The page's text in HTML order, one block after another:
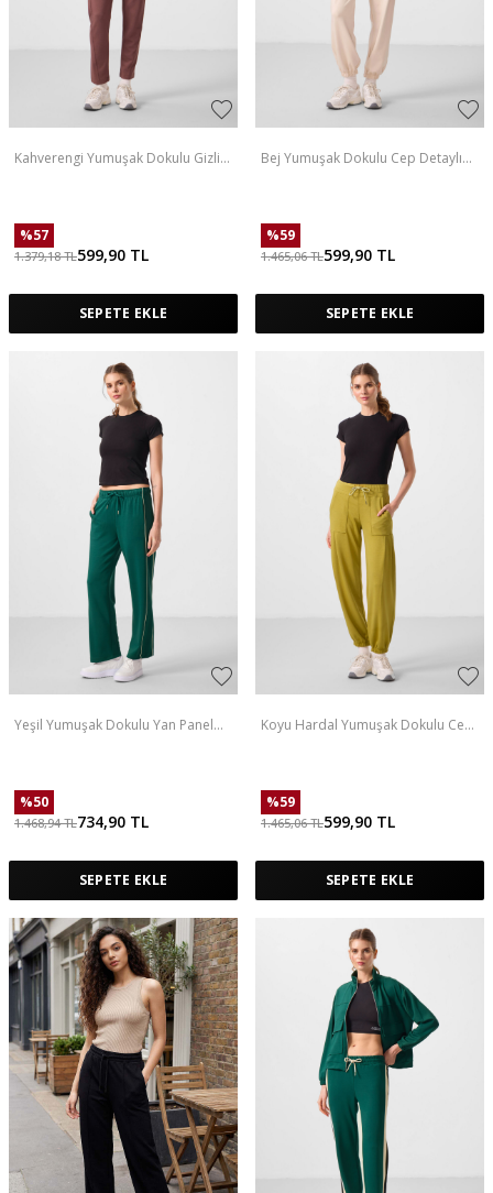
Kahverengi Yumuşak Dokulu Gizli
%57
1.379,18TL599,90 TL
SEPETE EKLE
Bej Yumuşak Dokulu Cep Detaylı
%59
1.465,06TL599,90 TL
SEPETE EKLE
Yeşil Yumuşak Dokulu Yan Panel
%50
1.468,94TL734,90 TL
SEPETE EKLE
Koyu Hardal Yumuşak Dokulu Cep
%59
1.465,06TL599,90 TL
SEPETE EKLE